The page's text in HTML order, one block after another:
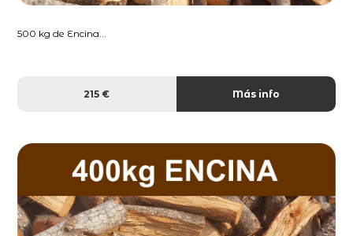
500 kg de Encina...
215 € Más info